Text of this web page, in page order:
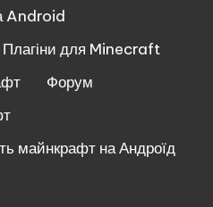
Android
Плагіни для Minecraft
Форум
майнкрафт на Андроїд